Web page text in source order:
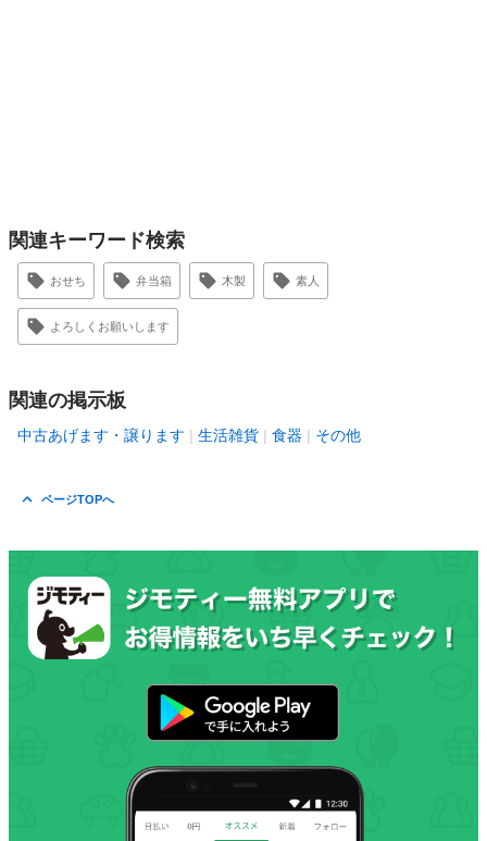
関連キーワード検索
おせち 弁当箱 木製 素人
よろしくお願いします
関連の掲示板
中古あげます・譲ります 生活雑貨 食器 その他
ページTOPへ